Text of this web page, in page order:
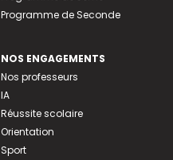
Programme de Seconde
NOS ENGAGEMENTS
Nos professeurs
IA
Réussite scolaire
Orientation
Sport